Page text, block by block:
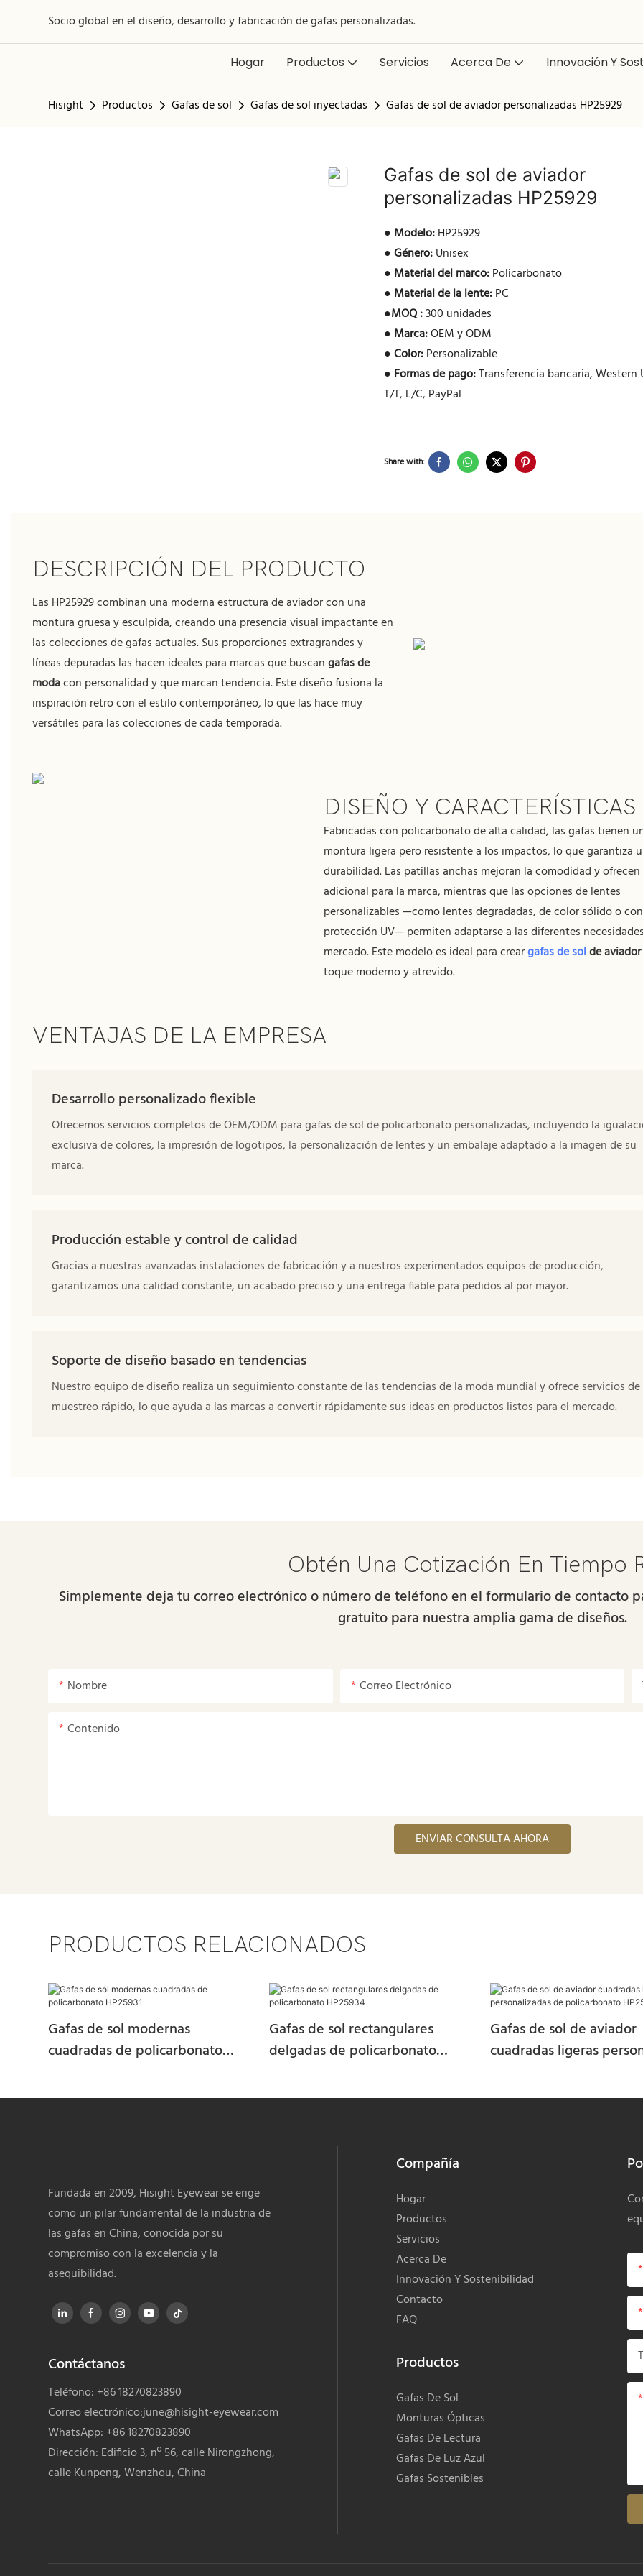
Socio global en el diseño, desarrollo y fabricación de gafas personalizadas.
Hogar Productos Servicios Acerca De Innovación Y
Hisight Productos Gafas de sol Gafas de sol inyectadas Gafas de sol de aviador personalizadas HP25929
Gafas de sol de aviador
personalizadas HP25929
● Modelo:HP25929
●Género:Unisex
● Material del marco:Policarbonato
● Material de la lente:PC
●MOQ :300 unidades
● Marca:OEM y ODM
●Color:Personalizable
● Formas de pago:Transferencia bancaria, Western
T/T, L/C, PayPal
Share with:
DESCRIPCIÓN DEL PRODUCTO
Las HP25929 combinan una moderna estructura de aviador con una
montura gruesa y esculpida, creando una presencia visual impactante en
las colecciones de gafas actuales. Sus proporciones extragrandes y
líneas depuradas las hacen ideales para marcas que buscangafas de
modacon personalidad y que marcan tendencia. Este diseño fusiona la
inspiración retro con el estilo contemporáneo, lo que las hace muy
versátiles para las colecciones de cada temporada.
DISEÑO Y CARACTERÍSTICAS
Fabricadas con policarbonato de alta calidad, las gafas tienen
montura ligera pero resistente a los impactos, lo que garantiza
durabilidad. Las patillas anchas mejoran la comodidad y
adicional para la marca, mientras que las opciones de lentes
personalizables —como lentes degradadas, de color sólido o con
protección UV— permiten adaptarse a las diferentes
mercado. Este modelo es ideal para creargafas de solde aviador
toque moderno y atrevido.
VENTAJAS DE LA EMPRESA
Desarrollo personalizado flexible
Ofrecemos servicios completos de OEM/ODM para gafas de sol de policarbonato personalizadas, incluyendo la
exclusiva de colores, la impresión de logotipos, la personalización de lentes y un embalaje adaptado a la imagen de su
marca.
Producción estable y control de calidad
Gracias a nuestras avanzadas instalaciones de fabricación y a nuestros experimentados equipos de producción,
garantizamos una calidad constante, un acabado preciso y una entrega fiable para pedidos al por mayor.
Soporte de diseño basado en tendencias
Nuestro equipo de diseño realiza un seguimiento constante de las tendencias de la moda mundial y ofrece servicios de
muestreo rápido, lo que ayuda a las marcas a convertir rápidamente sus ideas en productos listos para el mercado.
Obtén Una Cotización En Tiempo
Simplemente deja tu correo electrónico o número de teléfono en el formulario de contacto
gratuito para nuestra amplia gama de diseños.
Nombre Correo Electrónico
Contenido
ENVIAR CONSULTA AHORA
PRODUCTOS RELACIONADOS
Gafas de sol modernas
cuadradas de policarbonato
Gafas de sol rectangulares
delgadas de policarbonato
Gafas de sol de aviador
cuadradas ligeras
Fundada en 2009, Hisight Eyewear se erige
como un pilar fundamental de la industria de
las gafas en China, conocida por su
compromiso con la excelencia y la
asequibilidad.
Contáctanos
Teléfono: +86 18270823890
Correo electrónico:june@hisight-eyewear.com
WhatsApp: +86 18270823890
Dirección: Edificio 3, nº 56, calle Nirongzhong,
calle Kunpeng, Wenzhou, China
Compañía
Hogar
Productos
Servicios
Acerca De
Innovación Y Sostenibilidad
Contacto
FAQ
Productos
Gafas De Sol
Monturas Ópticas
Gafas De Lectura
Gafas De Luz Azul
Gafas Sostenibles